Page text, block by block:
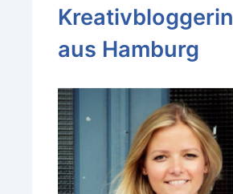
Kreativbloggerin
aus Hamburg